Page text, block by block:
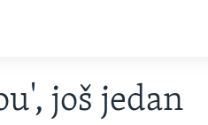
još jedan